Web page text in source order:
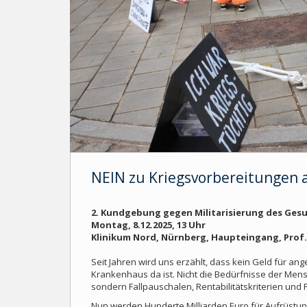
NEIN zu Kriegsvorbereitungen
2. Kundgebung gegen Militarisierung des
Montag, 8.12.2025, 13 Uhr
Klinikum Nord, Nürnberg, Haupteingang,
Seit Jahren wird uns erzählt, dass kein Geld für
Krankenhaus da ist. Nicht die Bedürfnisse der
sondern Fallpauschalen, Rentabilitätskriterien und